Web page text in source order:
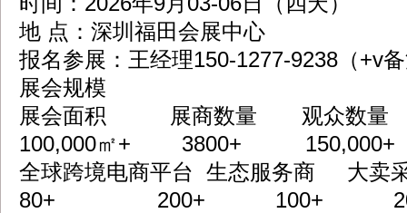
地 点：深圳福田会展中心
报名参展：王经理150-1277-9238（+v
展会规模
展会面积 展商数量 观众数量
100,000㎡+ 3800+ 150,000+
全球跨境电商平台 生态服务商 大卖
80+ 200+ 100+